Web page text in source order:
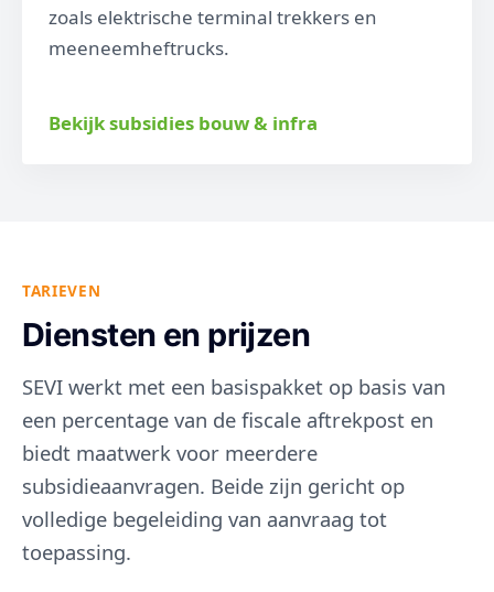
zoals elektrische terminal trekkers en
meeneemheftrucks.
Bekijk subsidies bouw & infra
TARIEVEN
Diensten en prijzen
SEVI werkt met een basispakket op basis van
een percentage van de fiscale aftrekpost en
biedt maatwerk voor meerdere
subsidieaanvragen. Beide zijn gericht op
volledige begeleiding van aanvraag tot
toepassing.